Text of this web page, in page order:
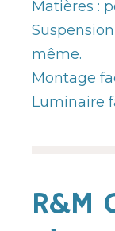
Matières :
même.
Montage
Luminaire
R&M